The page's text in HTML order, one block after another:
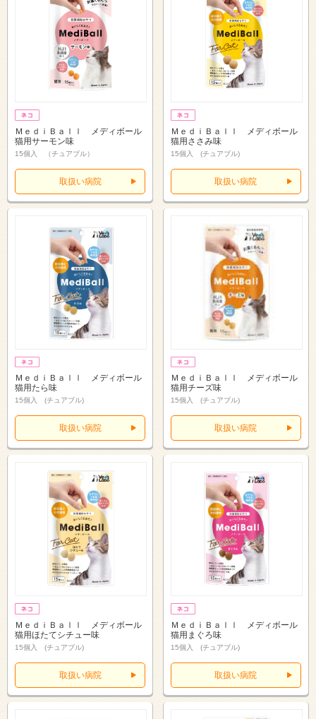
ＭｅｄｉＢａｌｌ メディボール
猫用サーモン味
15個入 （チュアブル）
取扱い病院
ＭｅｄｉＢａｌｌ メディボール
猫用ささみ味
15個入 (チュアブル)
取扱い病院
ＭｅｄｉＢａｌｌ メディボール
猫用たら味
15個入 (チュアブル)
取扱い病院
ＭｅｄｉＢａｌｌ メディボール
猫用チーズ味
15個入 (チュアブル)
取扱い病院
ＭｅｄｉＢａｌｌ メディボール
猫用ほたてシチュー味
15個入 (チュアブル)
取扱い病院
ＭｅｄｉＢａｌｌ メディボール
猫用まぐろ味
15個入 (チュアブル)
取扱い病院